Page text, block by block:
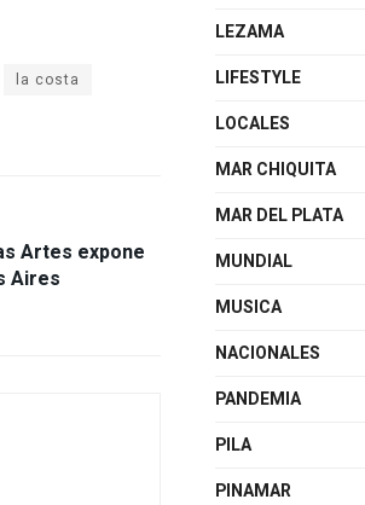
la costa
Artes expone
Aires
LEZAMA
LIFESTYLE
LOCALES
MAR CHIQUITA
MAR DEL PLATA
MUNDIAL
MUSICA
NACIONALES
PANDEMIA
PILA
PINAMAR